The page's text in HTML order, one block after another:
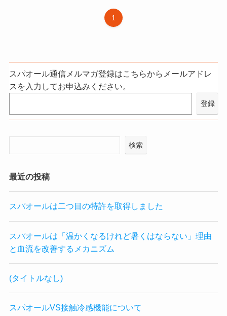
1
スパオール通信メルマガ登録はこちらからメールアドレ
スを入力してお申込みください。
検索
最近の投稿
スパオールは二つ目の特許を取得しました
スパオールは「温かくなるけれど暑くはならない」理由
と血流を改善するメカニズム
(タイトルなし)
スパオールVS接触冷感機能について